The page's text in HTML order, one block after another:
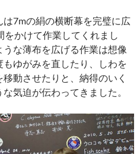
は7mの絹の横断幕を完璧に広
かけて作業してくれまし
な薄布を広げる作業は想像
ゆがみを直したり、しわを
動させたりと、納得のいく
気迫が伝わってきました。